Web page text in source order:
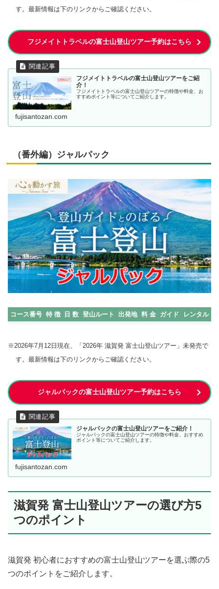
す。最新情報は下のリンクからご確認ください。
フジメイトトラベルの富士山登山ツアー予約はこちら
フジメイトトラベルの富士山登山ツアーをご紹
介！
フジメイトトラベルの富士山登山ツアーの特徴や料金、お
すすめポイント等についてご紹介します。
fujisantozan.com
（番外編）ジャルパック
コース番号 特 徴 日 数 登山ルート 出発地 料 金 ガイド レンタル
※2026年7月12日現在、「2026年 滋賀発 富士山登山ツアー」未発売で
す。最新情報は下のリンクからご確認ください。
ジャルパックの富士山登山ツアー予約はこちら
ジャルパックの富士山登山ツアーをご紹介！
ジャルパックの富士山登山ツアーの特徴や料金、おすすめ
ポイント等についてご紹介します。
fujisantozan.com
滋賀発 富士山登山ツアーの選び方5
つのポイント
滋賀発 初心者におすすめの富士山登山ツアーを選ぶ際の5
つのポイントをご紹介します。